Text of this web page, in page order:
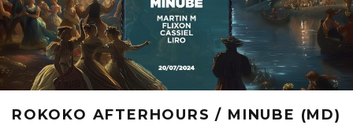
ROKOKO AFTERHOURS / MINUBE (MD)